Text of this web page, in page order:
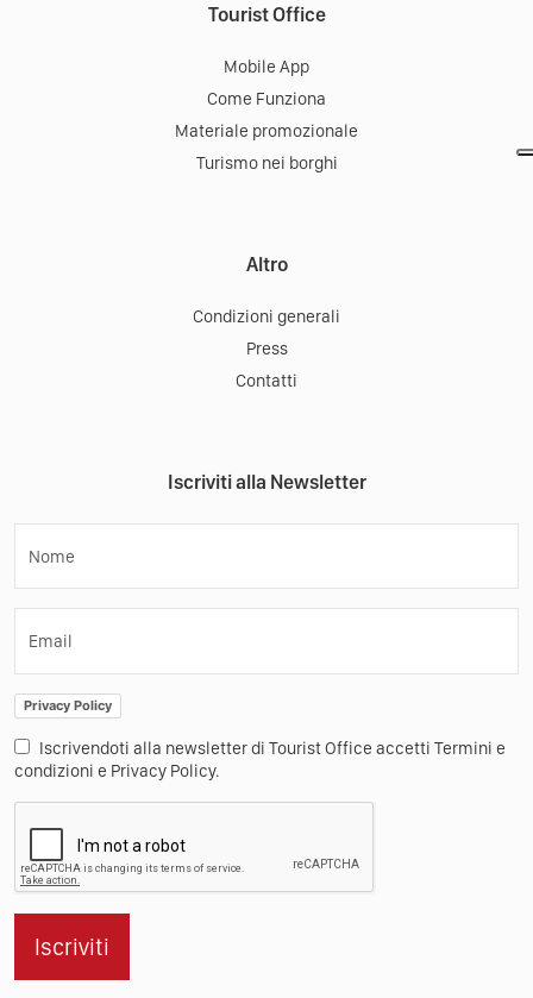
Tourist Office
Mobile App
Come Funziona
Materiale promozionale
Turismo nei borghi
Altro
Condizioni generali
Press
Contatti
Iscriviti alla Newsletter
Nome
Email
Privacy Policy
Iscrivendoti alla newsletter di Tourist Office accetti Termini e
condizioni e Privacy Policy.
Iscriviti